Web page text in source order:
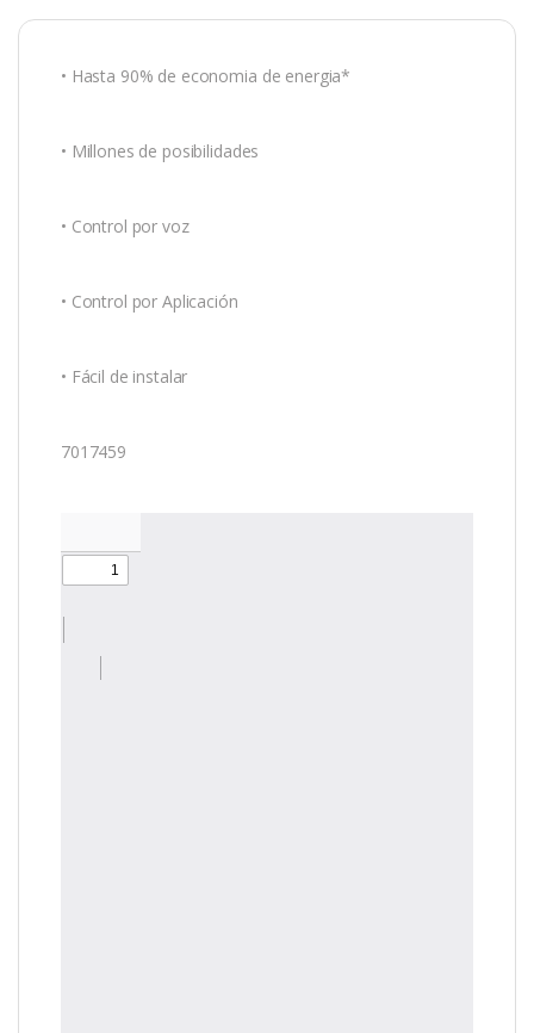
• Hasta 90% de economia de energia*
• Millones de posibilidades
• Control por voz
• Control por Aplicación
• Fácil de instalar
7017459